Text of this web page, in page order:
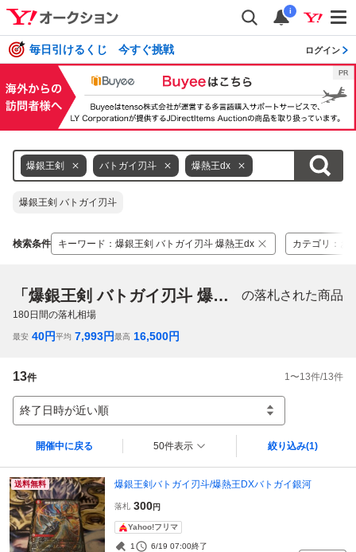
i
毎日引けるくじ 今すぐ挑戦 ログイン
爆銀王剣 バトガイ刃斗 爆熱王dx
爆銀王剣 バトガイ刃斗
検索条件 キーワード ： 爆銀王剣 バトガイ刃斗 爆熱王dx カテゴリ ：
「爆銀王剣 バトガイ刃斗 爆熱王dx」 の落札された商品
180日間の落札相場
最安 40円平均 7,993円最高 16,500円
13件 1 〜13件/13件
終了日時が近い順
開催中に戻る 50件表示 絞り込み(1)
送料無料 爆銀王剣バトガイ刃斗/爆熱王DXバトガイ銀河
落札 300円
Yahoo!フリマ
1 6/19 07:00終了